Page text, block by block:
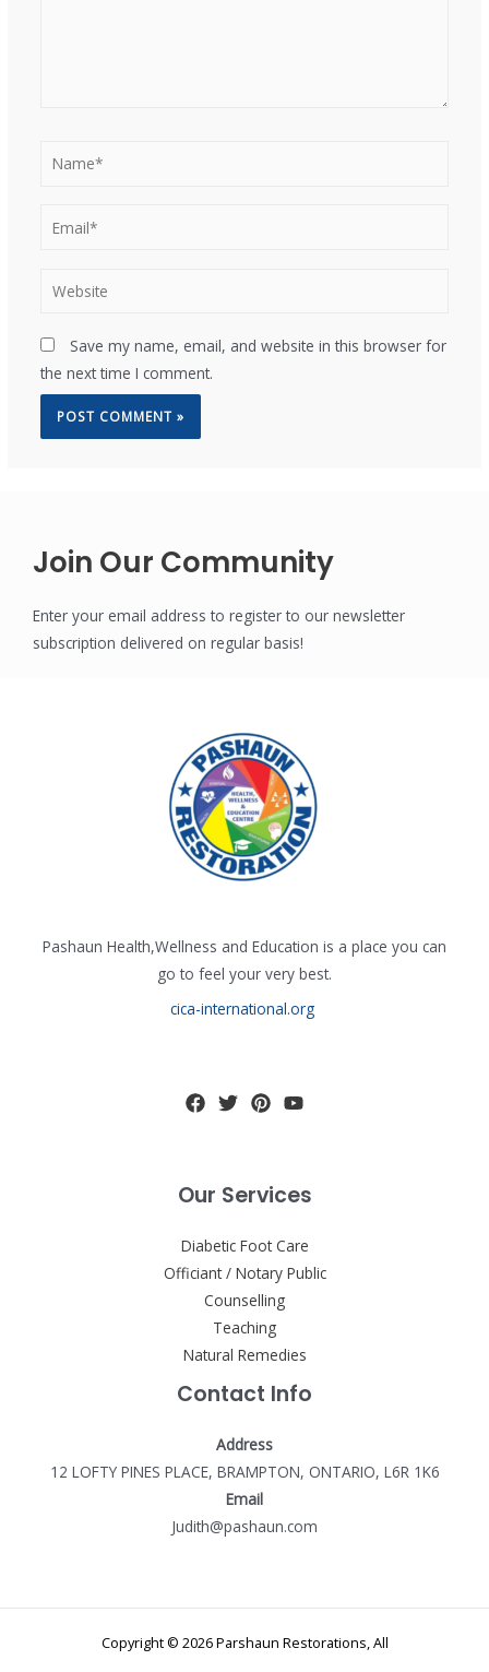
Save my name, email, and website in this browser for
the next time I comment.
Join Our Community
Enter your email address to register to our newsletter
subscription delivered on regular basis!
Pashaun Health,Wellness and Education is a place you can
go to feel your very best.
cica-international.org
Our Services
Diabetic Foot Care
Officiant / Notary Public
Counselling
Teaching
Natural Remedies
Contact Info
Address
12 LOFTY PINES PLACE, BRAMPTON, ONTARIO, L6R 1K6
Email
Judith@pashaun.com
Copyright © 2026 Parshaun Restorations, All